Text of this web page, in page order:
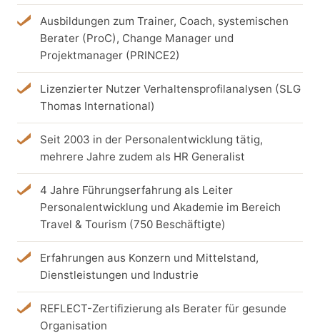
Ausbildungen zum Trainer, Coach, systemischen
Berater (ProC), Change Manager und
Projektmanager (PRINCE2)
Lizenzierter Nutzer Verhaltensprofilanalysen (SLG
Thomas International)
Seit 2003 in der Personalentwicklung tätig,
mehrere Jahre zudem als HR Generalist
4 Jahre Führungserfahrung als Leiter
Personalentwicklung und Akademie im Bereich
Travel & Tourism (750 Beschäftigte)
Erfahrungen aus Konzern und Mittelstand,
Dienstleistungen und Industrie
REFLECT-Zertifizierung als Berater für gesunde
Organisation